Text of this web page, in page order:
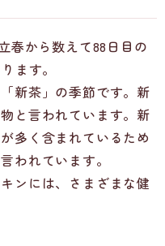
春から数えて88日目の
ます。
新茶」の季節です。新
と言われています。新
多く含まれているため
われています。
ンには、さまざまな健